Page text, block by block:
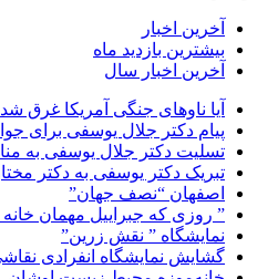
آخرین اخبار
بیشترین بازدید ماه
آخرین اخبار سال
آیا ناوهای جنگی آمریکا غرق
پیام دکتر جلال یوسفی برای
تسلیت دکتر جلال یوسفی به
تبریک دکتر یوسفی به دکتر
اصفهان “نصف جهان”
” روزی که جبراییل مهمان
نمایشگاه ” نقش زرین”
گشایش نمایشگاه انفرادی